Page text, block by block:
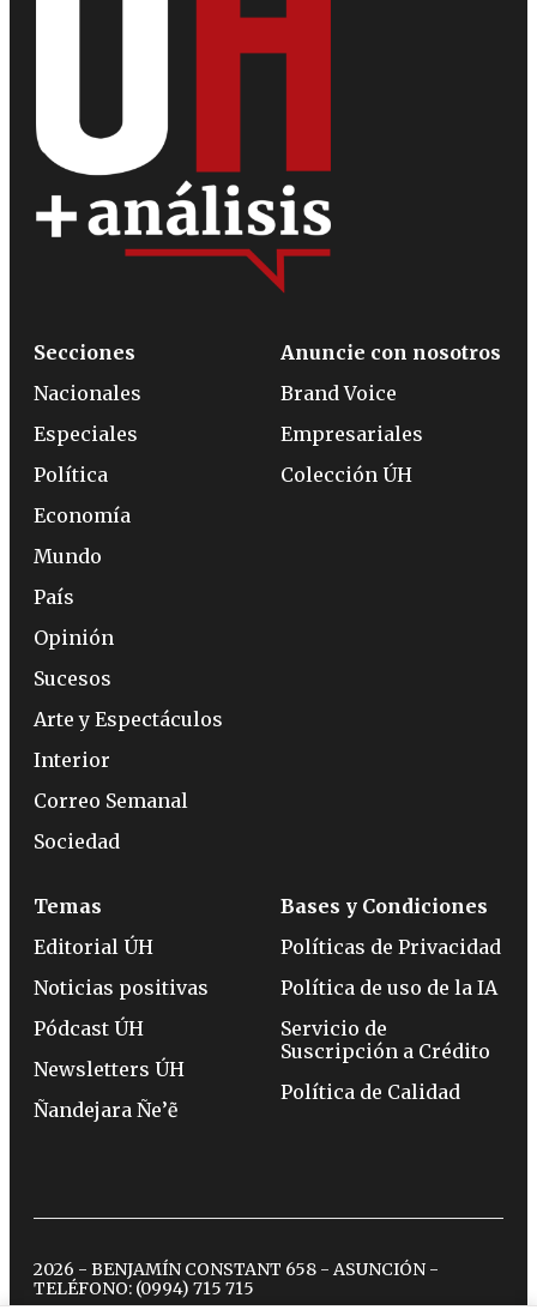
Secciones
Nacionales
Especiales
Política
Economía
Mundo
País
Opinión
Sucesos
Arte y Espectáculos
Interior
Correo Semanal
Sociedad
Anuncie con nosotros
Brand Voice
Empresariales
Colección ÚH
Temas
Editorial ÚH
Noticias positivas
Pódcast ÚH
Newsletters ÚH
Ñandejara Ñe’ẽ
Bases y Condiciones
Políticas de Privacidad
Política de uso de la IA
Servicio de
Suscripción a Crédito
Política de Calidad
2026 - BENJAMÍN CONSTANT 658 - ASUNCIÓN -
TELÉFONO: (0994) 715 715